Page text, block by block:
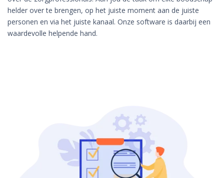
helder over te brengen, op het juiste moment aan de juiste
personen en via het juiste kanaal. Onze software is daarbij een
waardevolle helpende hand.